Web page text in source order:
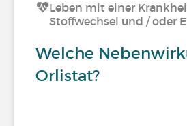
Leben mit einer
Stoffwechsel und / oder
Welche
Orlistat?